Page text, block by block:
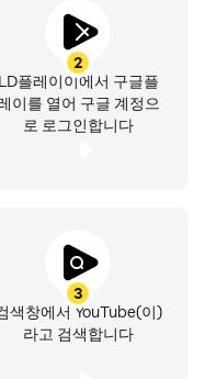
, 실시간 스트림에서
업로드
시청자와 실시간 소통
(일부 국가에서만 제
2
LD플레이이에서 구글플
이를 열어 구글 계정으
로 로그인합니다
3
색창에서 YouTube(이)
라고 검색합니다